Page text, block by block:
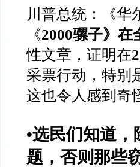
川普总统：《华
《2000骡子》在
性文章，证明在
采票行动，特别
这也令人感到奇
•选民们知道
题，否则那些